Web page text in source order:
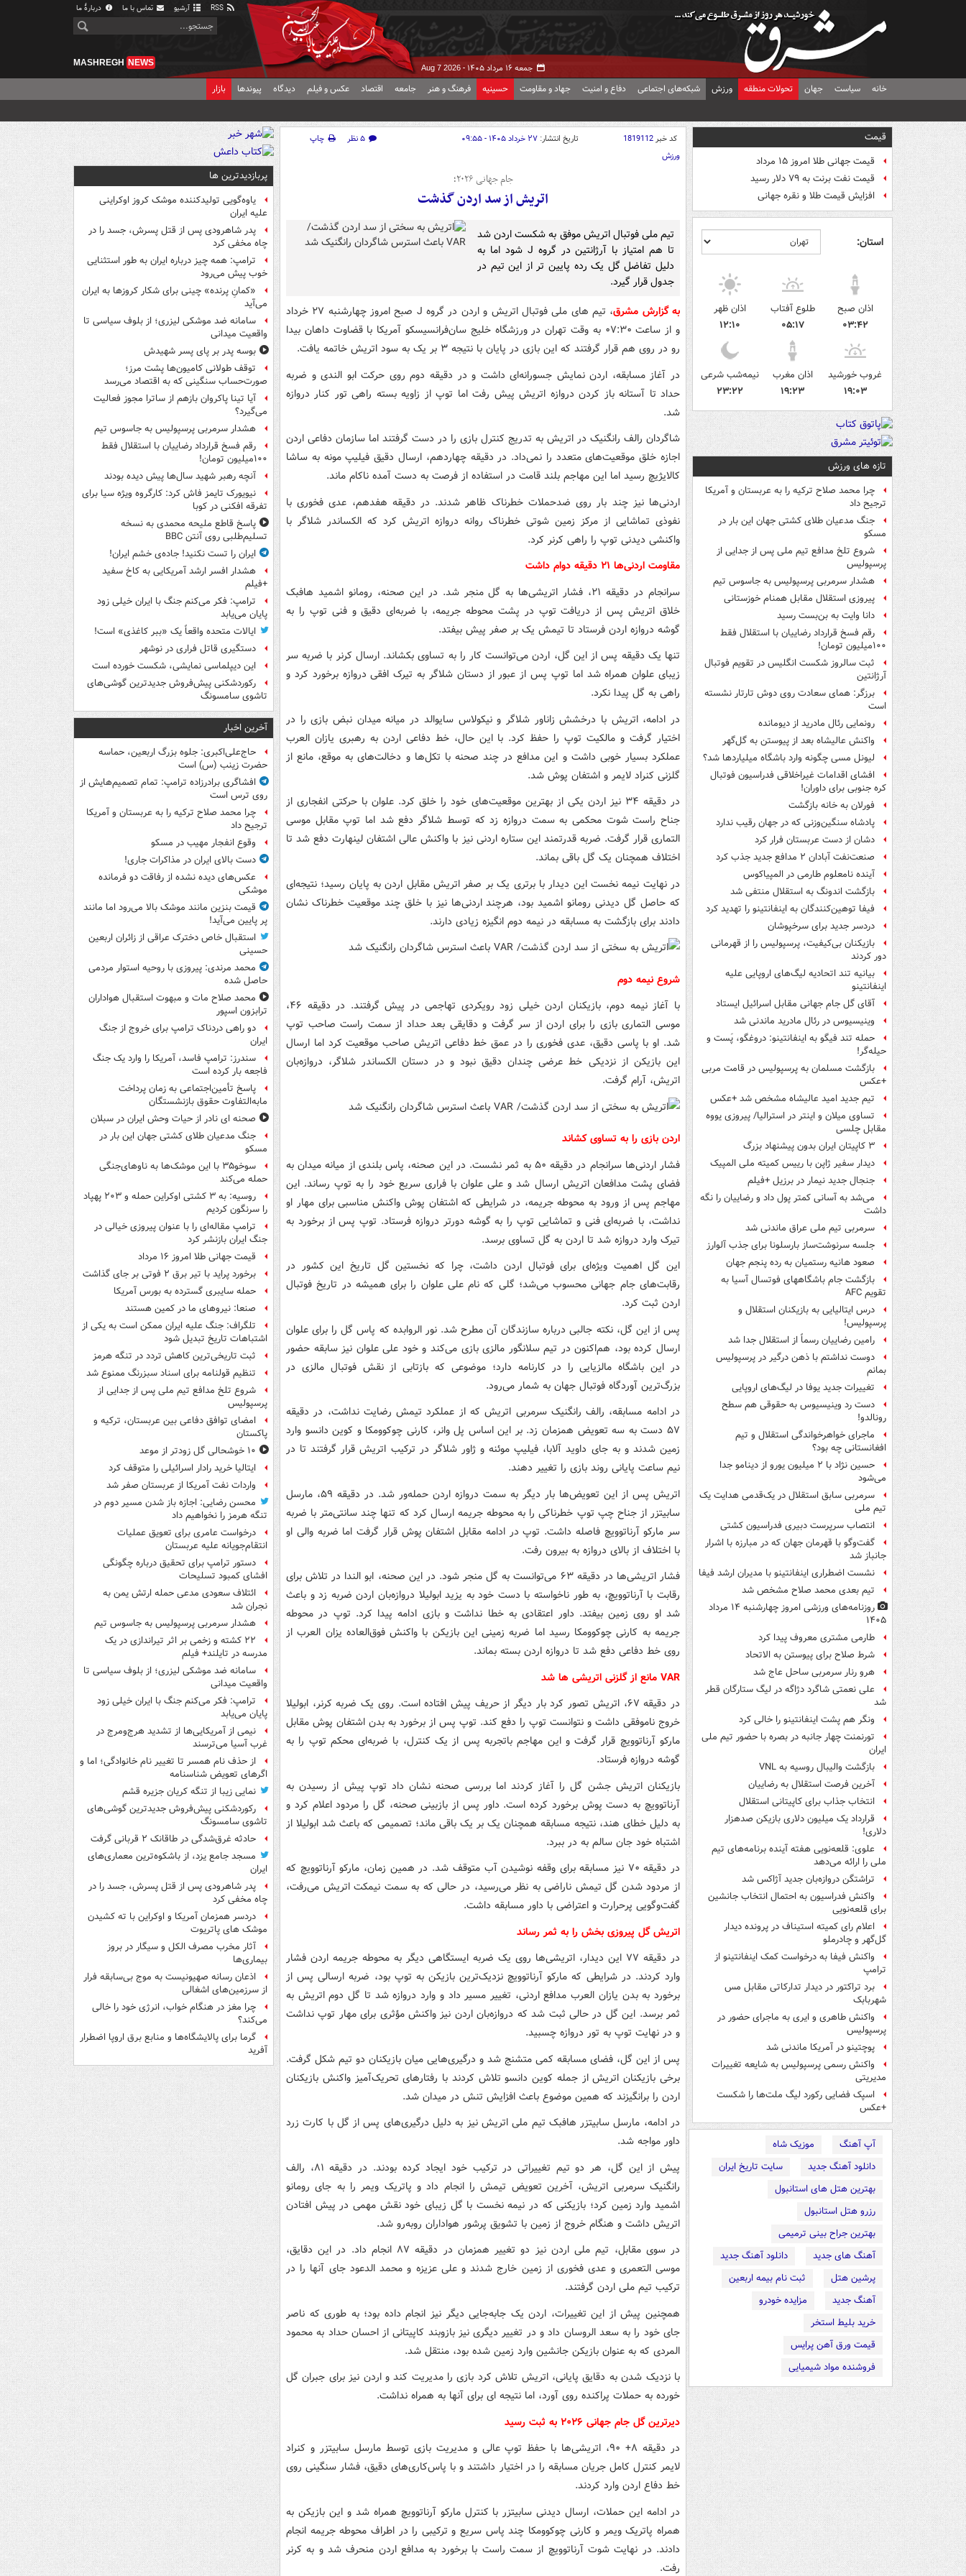
آرشیو تماس با ما دربارهٔ ما
جمعه ۱۶ مرداد ۱۴۰۵ - Aug 7 2026
MASHREGH NEWS
خانه سیاست جهان تحولات منطقه ورزش شبکه‌های اجتماعی دفاع و امنیت جهاد و مقاومت حسینیه فرهنگ و هنر جامعه اقتصاد عکس و فیلم دیدگاه پیوندها بازار
قیمت
قیمت جهانی طلا امروز ۱۵ مرداد
قیمت نفت برنت به ۷۹ دلار رسید
افزایش قیمت طلا و نقره جهانی
استان:
اذان صبح
۰۳:۴۲
طلوع آفتاب
۰۵:۱۷
اذان ظهر
۱۲:۱۰
غروب خورشید
۱۹:۰۳
اذان مغرب
۱۹:۲۳
نیمه‌شب شرعی
۲۳:۲۲
تازه های ورزش
چرا محمد صلاح ترکیه را به عربستان و آمریکا
ترجیح داد
جنگ مدعیان طلای کشتی جهان این بار در
مسکو
شروع تلخ مدافع تیم ملی پس از جدایی از
پرسپولیس
هشدار سرمربی پرسپولیس به جاسوس تیم
پیروزی استقلال مقابل همنام خوزستانی
دانا وایت به بن‌بست رسید
رقم فسخ قرارداد رضاییان با استقلال فقط
۱۰۰میلیون تومان!
ثبت سالروز شکست انگلیس در تقویم فوتبال
آرژانتین
برزگر: همای سعادت روی دوش تارتار نشسته
است
رونمایی رئال مادرید از دیومانده
واکنش عالیشاه بعد از پیوستن به گل‌گهر
لیونل مسی چگونه وارد باشگاه میلیاردها شد؟
افشای اقدامات غیراخلاقی فدراسیون فوتبال
کره جنوبی برای داوران!
فورلان به خانه بازگشت
پادشاه سنگین‌وزنی که در جهان رقیب ندارد
دشان از دست عربستان فرار کرد
صنعت‌نفت آبادان ۲ مدافع جدید جذب کرد
آینده نامعلوم طارمی در المپیاکوس
بازگشت اندونگ به استقلال منتفی شد
فیفا توهین‌کنندگان به اینفانتینو را تهدید کرد
دردسر جدید برای سرخپوشان
بازیکنان بی‌کیفیت، پرسپولیس را از قهرمانی
دور کردند
بیانیه تند اتحادیه لیگ‌های اروپایی علیه
اینفانتینو
آقای گل جام جهانی مقابل اسرائیل ایستاد
وینیسیوس در رئال مادرید ماندنی شد
حمله تند فیگو به اینفانتینو: دروغگو، پَست‌ و
حیله‌گر!
بازگشت مسلمان به پرسپولیس در قامت مربی
+عکس
تیم جدید امید عالیشاه مشخص شد +عکس
تساوی میلان و اینتر در استرالیا/ پیروزی یووه
مقابل چلسی
۳ کاپیتان ایران بدون پیشنهاد بزرگ
دیدار سفیر ژاپن با رییس کمیته ملی المپیک
جنجال جدید نیمار در برزیل +فیلم
می‌شد به آسانی کمتر پول داد و رضاییان را نگه
داشت
سرمربی تیم ملی عراق ماندنی شد
جلسه سرنوشت‌ساز بارسلونا برای جذب آلوارز
صعود هانیه رستمیان به رده پنجم جهان
بازگشت جام باشگاههای فوتسال آسیا به
تقویم AFC
درس ایتالیایی‌ به بازیکنان استقلال و
پرسپولیس!
رامین رضاییان رسماً از استقلال جدا شد
دوست نداشتم با ذهن درگیر در پرسپولیس
بمانم
تغییرات جدید یوفا در لیگ‌های اروپایی
دست رد وینیسیوس به حقوقی هم سطح
رونالدو!
ماجرای خواهرخواندگی استقلال و تیم
افغانستانی چه بود؟
حسین نژاد با ۲ میلیون یورو از دینامو جدا
می‌شود
سرمربی سابق استقلال در یک‌قدمی هدایت یک
تیم ملی
انتصاب سرپرست دبیری فدراسیون کشتی
گفت‌وگو با قهرمان جهان که در مبارزه با اشرار
جانباز شد
نشست اضطراری اینفانتینو با مدیران ارشد فیفا
تیم بعدی محمد صلاح مشخص شد
روزنامه‌های ورزشی امروز چهارشنبه ۱۴ مرداد
۱۴۰۵
طارمی مشتری معروف پیدا کرد
شرط صلاح برای پیوستن به الاتحاد
هرو رنار سرمربی ساحل عاج شد
علی نعمتی شاگرد دژاگه در لیگ ستارگان قطر
شد
ونگر هم پشت اینفانتینو را خالی کرد
تورنمنت چهار جانبه در بصره با حضور تیم ملی
ایران
بازگشت والیبال روسیه به VNL
آخرین فرصت استقلال به رضاییان
انتخاب جذاب برای کاپیتانی استقلال
قرارداد یک میلیون دلاری بازیکن صدهزار
دلاری!
علوی: قلعه‌نویی هفته آینده برنامه‌های تیم
ملی را ارائه می‌دهد
تراِشتگن دروازه‌بان جدید آژاکس شد
واکنش فدراسیون به احتمال انتخاب جانشین
برای قلعه‌نویی
اعلام رای کمیته استیناف در پرونده دیدار
گل‌گهر و چادرملو
واکنش فیفا به درخواست کمک اینفانتینو از
ترامپ
برد تراکتور در دیدار تدارکاتی مقابل مس
شهربابک
واکنش طاهری و ایری به ماجرای حضور در
پرسپولیس
پوچتینو در آمریکا ماندنی شد
واکنش رسمی پرسپولیس به شایعه تغییرات
مدیریتی
اسپک فضایی رکورد لیگ ملت‌ها را شکست
+عکس
آپ آهنگ
موزیک شاه
دانلود آهنگ جدید
سایت تاریخ ایران
بهترین هتل های استانبول
رزرو هتل استانبول
بهترین جراح بینی ترمیمی
آهنگ های جدید
دانلود آهنگ جدید
پرشین هتل
ثبت نام بیمه اربعین
آهنگ جدید
مزایده خودرو
خرید بلیط استخر
قیمت ورق آهن پرایس
فروشنده مواد شیمیایی
کد خبر1819112 تاریخ انتشار: ۲۷ خرداد ۱۴۰۵ - ۰۹:۵۵ ۵ نظر
چاپ
ورزش
جام جهانی ۲۰۲۶؛
اتریش از سد اردن گذشت
تیم ملی فوتبال اتریش موفق به شکست اردن شد
تا هم امتیاز با آرژانتین در گروه J شود اما به
دلیل تفاضل گل یک رده پایین تر از این تیم در
جدول قرار گیرد.
به گزارش مشرق
، تیم های ملی فوتبال اتریش و اردن در گروه J صبح امروز چهارشنبه ۲۷ خرداد
و از ساعت ۰۷:۳۰ به وقت تهران در ورزشگاه خلیج سان‌فرانسیسکو آمریکا با قضاوت داهان بیدا
رو در روی هم قرار گرفتند که این بازی در پایان با نتیجه ۳ بر یک به سود اتریش خاتمه یافت.
در آغاز مسابقه، اردن نمایش جسورانه‌ای داشت و در دقیقه دوم روی حرکت ابو الندی و ضربه
حداد تا آستانه باز کردن دروازه اتریش پیش رفت اما توپ از زاویه بسته راهی تور کنار دروازه
شد.
شاگردان رالف رانگنیک در اتریش به تدریج کنترل بازی را در دست گرفتند اما سازمان دفاعی اردن
اجازه خلق موقعیت‌های متعدد را نمی‌داد. در دقیقه چهاردهم، ارسال دقیق فیلیپ مونه به ساشا
کالایژیچ رسید اما این مهاجم بلند قامت در استفاده از فرصت به دست آمده ناکام ماند.
اردنی‌ها نیز چند بار روی ضدحملات خطرناک ظاهر شدند. در دقیقه هفدهم، عدی فخوری با
نفوذی تماشایی از مرکز زمین شوتی خطرناک روانه دروازه اتریش کرد که الکساندر شلاگر با
واکنشی دیدنی توپ را راهی کرنر کرد.
مقاومت اردنی‌ها ۲۱ دقیقه دوام داشت
سرانجام در دقیقه ۲۱، فشار اتریشی‌ها به گل منجر شد. در این صحنه، رومانو اشمید هافبک
خلاق اتریش پس از دریافت توپ در پشت محوطه جریمه، با ضربه‌ای دقیق و فنی توپ را به
گوشه دروازه اردن فرستاد تا تیمش یک بر صفر پیش بیفتد.
تنها یک دقیقه پس از این گل، اردن می‌توانست کار را به تساوی بکشاند. ارسال کرنر با ضربه سر
زیبای علوان همراه شد اما توپ پس از عبور از دستان شلاگر به تیرک افقی دروازه برخورد کرد و
راهی به گل پیدا نکرد.
در ادامه، اتریش با درخشش زاناور شلاگر و نیکولاس سایوالد در میانه میدان نبض بازی را در
اختیار گرفت و مالکیت توپ را حفظ کرد. با این حال، خط دفاعی اردن به رهبری یازان العرب
عملکرد بسیار خوبی داشت و این مدافع در چند صحنه با تکل‌ها و دخالت‌های به موقع، مانع از
گلزنی کنراد لایمر و اشتفان پوش شد.
در دقیقه ۳۴ نیز اردن یکی از بهترین موقعیت‌های خود را خلق کرد. علوان با حرکتی انفجاری از
جناح راست شوت محکمی به سمت دروازه زد که توسط شلاگر دفع شد اما توپ مقابل موسی
التماری قرار گرفت. ضربه قدرتمند این ستاره اردنی نیز با واکنش عالی اشتفان لینهارت دفع شد تا
اختلاف همچنان یک گل باقی بماند.
در نهایت نیمه نخست این دیدار با برتری یک بر صفر اتریش مقابل اردن به پایان رسید؛ نتیجه‌ای
که حاصل گل دیدنی رومانو اشمید بود، هرچند اردنی‌ها نیز با خلق چند موقعیت خطرناک نشان
دادند برای بازگشت به مسابقه در نیمه دوم انگیزه زیادی دارند.
شروع نیمه دوم
با آغاز نیمه دوم، بازیکنان اردن خیلی زود رویکردی تهاجمی در پیش گرفتند. در دقیقه ۴۶،
موسی التماری بازی را برای اردن از سر گرفت و دقایقی بعد حداد از سمت راست صاحب توپ
شد. او با پاسی دقیق، عدی فخوری را در عمق خط دفاعی اتریش صاحب موقعیت کرد اما ارسال
این بازیکن از نزدیکی خط عرضی چندان دقیق نبود و در دستان الکساندر شلاگر، دروازه‌بان
اتریش، آرام گرفت.
اردن بازی را به تساوی کشاند
فشار اردنی‌ها سرانجام در دقیقه ۵۰ به ثمر نشست. در این صحنه، پاس بلندی از میانه میدان به
فضای پشت مدافعان اتریش ارسال شد و علی علوان با فراری سریع خود را به توپ رساند. این
مهاجم پس از ورود به محوطه جریمه، در شرایطی که اشتفان پوش واکنش مناسبی برای مهار او
نداشت، با ضربه‌ای فنی و تماشایی توپ را به گوشه دورتر دروازه فرستاد. توپ پس از برخورد به
تیرک وارد دروازه شد تا اردن به گل تساوی برسد.
این گل اهمیت ویژه‌ای برای فوتبال اردن داشت، چرا که نخستین گل تاریخ این کشور در
رقابت‌های جام جهانی محسوب می‌شد؛ گلی که نام علی علوان را برای همیشه در تاریخ فوتبال
اردن ثبت کرد.
پس از این گل، نکته جالبی درباره سازندگان آن مطرح شد. نور الروابده که پاس گل را برای علوان
ارسال کرده بود، هم‌اکنون در تیم سلانگور مالزی بازی می‌کند و خود علی علوان نیز سابقه حضور
در این باشگاه مالزیایی را در کارنامه دارد؛ موضوعی که بازتابی از نقش فوتبال مالزی در
بزرگ‌ترین آوردگاه فوتبال جهان به شمار می‌رود.
در ادامه مسابقه، رالف رانگنیک سرمربی اتریش که از عملکرد تیمش رضایت نداشت، در دقیقه
۵۷ دست به سه تعویض همزمان زد. بر این اساس پل وانر، کارنی چوکوومکا و کوین دانسو وارد
زمین شدند و به جای داوید آلابا، فیلیپ موئنه و ژاور شلاگر در ترکیب اتریش قرار گرفتند تا در
نیم ساعت پایانی روند بازی را تغییر دهند.
اتریش پس از این تعویض‌ها بار دیگر به سمت دروازه اردن حمله‌ور شد. در دقیقه ۵۹، مارسل
سابیتزر از جناح چپ توپ خطرناکی را به محوطه جریمه ارسال کرد که تنها چند سانتی‌متر با ضربه
سر مارکو آرناتوویچ فاصله داشت. توپ در ادامه مقابل اشتفان پوش قرار گرفت اما ضربه والی او
با اختلاف از بالای دروازه به بیرون رفت.
فشار اتریشی‌ها در دقیقه ۶۳ می‌توانست به گل منجر شود. در این صحنه، ابو الندا در تلاش برای
رقابت با آرناتوویچ، به طور ناخواسته با دست خود به یزید ابولیلا دروازه‌بان اردن ضربه زد و باعث
شد او روی زمین بیفتد. داور اعتقادی به خطا نداشت و بازی ادامه پیدا کرد. توپ در محوطه
جریمه به کارنی چوکوومکا رسید اما ضربه زمینی این بازیکن با واکنش فوق‌العاده یزان العرب از
روی خط دفاعی دفع شد تا دروازه اردن بسته بماند.
VAR مانع از گلزنی اتریشی ها شد
در دقیقه ۶۷، اتریش تصور کرد بار دیگر از حریف پیش افتاده است. روی یک ضربه کرنر، ابولیلا
خروج ناموفقی داشت و نتوانست توپ را دفع کند. توپ پس از برخورد به بدن اشتفان پوش مقابل
مارکو آرناتوویچ قرار گرفت و این مهاجم باتجربه پس از یک کنترل، با ضربه‌ای محکم توپ را به
گوشه دروازه فرستاد.
بازیکنان اتریش جشن گل را آغاز کردند اما بررسی صحنه نشان داد توپ پیش از رسیدن به
آرناتوویچ به دست پوش برخورد کرده است. داور پس از بازبینی صحنه، گل را مردود اعلام کرد و
به دلیل خطای هند، نتیجه مسابقه همچنان یک بر یک باقی ماند؛ تصمیمی که باعث شد ابولیلا از
اشتباه خود جان سالم به در ببرد.
در دقیقه ۷۰ نیز مسابقه برای وقفه نوشیدن آب متوقف شد. در همین زمان، مارکو آرناتوویچ که
از مردود شدن گل تیمش ناراضی به نظر می‌رسید، در حالی که به سمت نیمکت اتریش می‌رفت،
گفت‌وگویی پرحرارت و اعتراضی با داور مسابقه داشت.
اتریش گل پیروزی بخش را به ثمر رساند
در دقیقه ۷۷ این دیدار، اتریشی‌ها روی یک ضربه ایستگاهی دیگر به محوطه جریمه اردن فشار
وارد کردند. در شرایطی که مارکو آرناتوویچ نزدیک‌ترین بازیکن به توپ بود، ضربه ارسالی پس از
برخورد به بدن یازان العرب مدافع اردنی، تغییر مسیر داد و وارد دروازه شد تا گل دوم اتریش به
ثمر برسد. این گل در حالی ثبت شد که دروازه‌بان اردن نیز واکنش مؤثری برای مهار توپ نداشت
و در نهایت توپ به تور دروازه چسبید.
پس از این گل، فضای مسابقه کمی متشنج شد و درگیری‌هایی میان بازیکنان دو تیم شکل گرفت.
برخی بازیکنان اتریش از جمله کوین دانسو تلاش کردند با رفتارهای تحریک‌آمیز واکنش بازیکنان
اردن را برانگیزند که همین موضوع باعث افزایش تنش در میدان شد.
در ادامه، مارسل سابیتزر هافبک تیم ملی اتریش نیز به دلیل درگیری‌های پس از گل با کارت زرد
داور مواجه شد.
پیش از این گل، هر دو تیم تغییراتی در ترکیب خود ایجاد کرده بودند. در دقیقه ۸۱، رالف
رانگنیک سرمربی اتریش، آخرین تعویض تیمش را انجام داد و پاتریک ویمر را به جای رومانو
اشمید وارد زمین کرد؛ بازیکنی که در نیمه نخست با گل زیبای خود نقش مهمی در پیش افتادن
اتریش داشت و هنگام خروج از زمین با تشویق پرشور هواداران روبه‌رو شد.
در سوی مقابل، تیم ملی اردن نیز دو تغییر همزمان در دقیقه ۸۷ انجام داد. در این دقایق،
موسی التعمری و عدی فخوری از زمین خارج شدند و علی عزیزه و محمد الدعود جای آنها را در
ترکیب تیم ملی اردن گرفتند.
همچنین پیش از این تغییرات، اردن یک جابه‌جایی دیگر نیز انجام داده بود؛ به طوری که ناصر
جای خود را به سعد الروسان داد و در تغییر دیگری نیز بازوبند کاپیتانی از احسان حداد به محمود
المردی که به عنوان بازیکن جانشین وارد زمین شده بود، منتقل شد.
با نزدیک شدن به دقایق پایانی، اتریش تلاش کرد بازی را مدیریت کند و اردن نیز برای جبران گل
خورده به حملات پراکنده روی آورد، اما نتیجه ای برای آنها به همراه نداشت.
دیرترین گل جام جهانی ۲۰۲۶ به ثبت رسید
در دقیقه ۸+ ۹۰، اتریشی‌ها با حفظ توپ عالی و مدیریت بازی توسط مارسل سابیتزر و کنراد
لایمر کنترل کامل جریان مسابقه را در اختیار داشتند و با پاس‌کاری‌های دقیق، فشار سنگینی روی
خط دفاع اردن وارد کردند.
در ادامه این حملات، ارسال دیدنی سابیتزر با کنترل مارکو آرناتوویچ همراه شد و این بازیکن به
همراه پاتریک ویمر و کارنی چوکوومکا چند پاس سریع و ترکیبی را در اطراف محوطه جریمه انجام
دادند. در نهایت شوت آرناتوویچ از سمت راست با برخورد به مدافع اردن منحرف شد و به کرنر
رفت.
پربازدیدترین ها
یاوه‌گویی تولیدکننده موشک کروز اوکراینی
علیه ایران
پدر شاهرودی پس از قتل پسرش، جسد را در
چاه مخفی کرد
ترامپ: همه چیز درباره ایران به طور استثنایی
خوب پیش می‌رود
«کمانِ پرنده» چینی برای شکار کروزها به ایران
می‌آید
سامانه ضد موشکی لیزری؛ از بلوف سیاسی تا
واقعیت میدانی
بوسه‌ پدر بر پای پسر شهیدش
توقف طولانی کامیون‌ها پشت مرز؛
صورت‌حساب سنگینی که به اقتصاد می‌رسد
آیا تینا پاکروان بازهم از ساترا مجوز فعالیت
می‌گیرد؟
هشدار سرمربی پرسپولیس به جاسوس تیم
رقم فسخ قرارداد رضاییان با استقلال فقط
۱۰۰میلیون تومان!
آنچه رهبر شهید سال‌ها پیش دیده بودند
نیویورک تایمز فاش کرد: کارگروه ویژه سیا برای
تفرقه افکنی در کوبا
پاسخ قاطع ملیحه محمدی به نسخه
تسلیم‌طلبی روی آنتن BBC
ایران را تست نکنید! جاده‌ی خشم ایران!
هشدار افسر ارشد آمریکایی به کاخ سفید
+فیلم
ترامپ: فکر می‌کنم جنگ با ایران خیلی زود
پایان می‌یابد
ایالات متحده واقعاً یک «ببر کاغذی» است!
دستگیری قاتل فراری در نوشهر
این دیپلماسی نمایشی، شکست خورده است
رکوردشکنی پیش‌فروش جدیدترین گوشی‌های
تاشوی سامسونگ
آخرین اخبار
حاج‌علی‌اکبری: جلوه بزرگ اربعین، حماسه
حضرت زینب (س) است
افشاگری برادرزاده ترامپ: تمام تصمیم‌هایش از
روی ترس است
چرا محمد صلاح ترکیه را به عربستان و آمریکا
ترجیح داد
وقوع انفجار مهیب در مسکو
دست بالای ایران در مذاکرات جاری!
عکس‌های دیده نشده از رفاقت دو فرمانده‌
موشکی
قیمت بنزین مانند موشک بالا می‌رود اما مانند
پر پایین می‌آید!
استقبال خاص دخترک عراقی از زائران اربعین
حسینی
محمد مرندی: پیروزی با روحیه استوار مردمی
حاصل شده
محمد صلاح مات و مبهوت استقبال هواداران
ترابزون اسپور
دو راهی دردناک ترامپ برای خروج از جنگ
ایران
سندرز: ترامپ فاسد، آمریکا را وارد یک جنگ
فاجعه بار کرده است
پاسخ تأمین‌اجتماعی به زمان پرداخت
مابه‌التفاوت حقوق بازنشستگان
صحنه ای نادر از حیات وحش ایران در سبلان
جنگ مدعیان طلای کشتی جهان این بار در
مسکو
سوخو۳۵ با این موشک‌ها به ناوهای‌جنگی
حمله می‌کند
روسیه: به ۳ کشتی اوکراین حمله و ۲۰۳ پهپاد
را سرنگون کردیم
ترامپ مقاله‌ای را با عنوان پیروزی خیالی در
جنگ ایران بازنشر کرد
قیمت جهانی طلا امروز ۱۶ مرداد
برخورد پراید با تیر برق ۲ فوتی بر جای گذاشت
حمله سایبری گسترده به بورس آمریکا
صنعا: نیروهای ما در کمین‌ هستند
تلگراف: جنگ علیه ایران ممکن است به یکی از
اشتباهات تاریخ تبدیل شود
ثبت تاریخی‌ترین کاهش تردد در تنگه هرمز
تنظیم قولنامه برای اسناد سبزرنگ ممنوع شد
شروع تلخ مدافع تیم ملی پس از جدایی از
پرسپولیس
امضای توافق دفاعی بین عربستان، ترکیه و
پاکستان
۱۰ خوشحالی گل زودتر از موعد
ایتالیا خرید رادار اسرائیلی را متوقف کرد
واردات نفت آمریکا از عربستان صفر شد
محسن رضایی: اجازه باز شدن مسیر دوم در
تنگه هرمز را نخواهیم داد
درخواست عامری برای تعویق عملیات
انتقام‌جویانه علیه عربستان
دستور ترامپ برای تحقیق درباره چگونگی
افشای کمبود تسلیحات
ائتلاف سعودی مدعی حمله ارتش یمن به
نجران شد
هشدار سرمربی پرسپولیس به جاسوس تیم
۲۲ کشته و زخمی بر اثر تیراندازی در یک
مدرسه در تایلند+ فیلم
سامانه ضد موشکی لیزری؛ از بلوف سیاسی تا
واقعیت میدانی
ترامپ: فکر می‌کنم جنگ با ایران خیلی زود
پایان می‌یابد
نیمی از آمریکایی‌ها از تشدید هرج‌ومرج در
غرب آسیا می‌ترسند
از حذف نام همسر تا تغییر نام خانوادگی؛ اما و
اگرهای تعویض شناسنامه
نمایی زیبا از تنگه کریان جزیره قشم
رکوردشکنی پیش‌فروش جدیدترین گوشی‌های
تاشوی سامسونگ
حادثه غرق‌شدگی در طاقانک ۲ قربانی گرفت
مسجد جامع یزد، از باشکوه‌ترین معماری‌های
ایران
پدر شاهرودی پس از قتل پسرش، جسد را در
چاه مخفی کرد
دردسر همزمان آمریکا و اوکراین با ته کشیدن
موشک های پاتریوت
آثار مخرب مصرف الکل و سیگار در بروز
بیماری‌ها
اذعان رسانه صهیونیست به موج بی‌سابقه فرار
از سرزمین‌های اشغالی
چرا مغز در هنگام خواب، انرژی خود را خالی
می‌کند؟
گرما برای پالایشگاه‌ها و منابع برق اروپا اضطرار
آفرید